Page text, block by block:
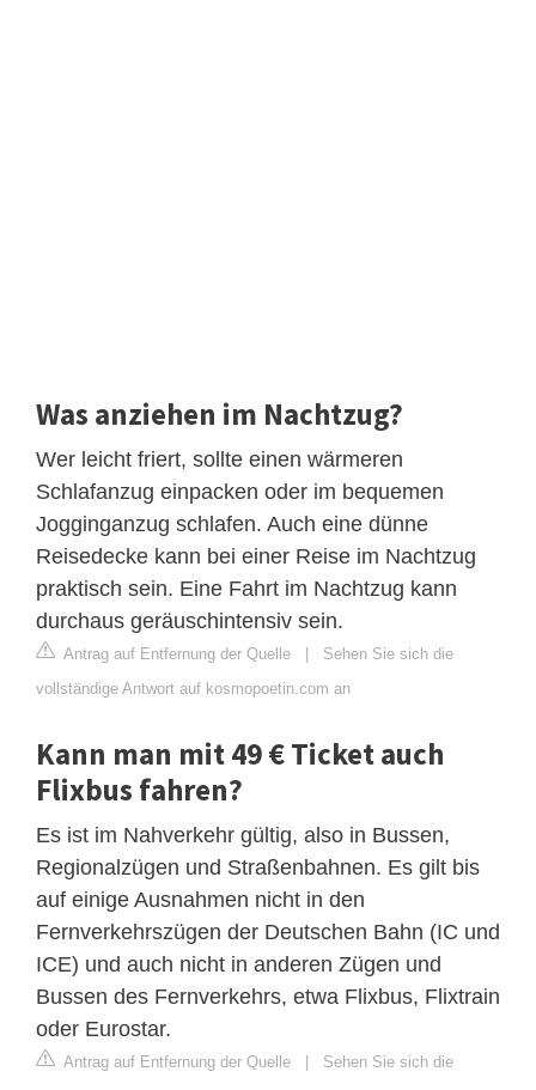
Was anziehen im Nachtzug?
Wer leicht friert, sollte einen wärmeren
Schlafanzug einpacken oder im bequemen
Jogginganzug schlafen. Auch eine dünne
Reisedecke kann bei einer Reise im Nachtzug
praktisch sein. Eine Fahrt im Nachtzug kann
durchaus geräuschintensiv sein.
Antrag auf Entfernung der Quelle | Sehen Sie sich die
vollständige Antwort auf kosmopoetin.com an
Kann man mit 49 € Ticket auch
Flixbus fahren?
Es ist im Nahverkehr gültig, also in Bussen,
Regionalzügen und Straßenbahnen. Es gilt bis
auf einige Ausnahmen nicht in den
Fernverkehrszügen der Deutschen Bahn (IC und
ICE) und auch nicht in anderen Zügen und
Bussen des Fernverkehrs, etwa Flixbus, Flixtrain
oder Eurostar.
Antrag auf Entfernung der Quelle | Sehen Sie sich die